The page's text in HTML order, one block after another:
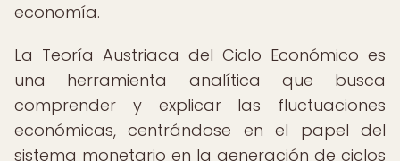
economía.
La Teoría Austriaca del Ciclo Económico es
una herramienta analítica que busca
comprender y explicar las fluctuaciones
económicas, centrándose en el papel del
sistema monetario en la generación de ciclos